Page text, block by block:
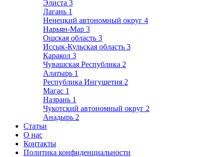
Элиста 3
Лагань 1
Ненецкий автономный округ 4
Нарьян-Мар 3
Ошская область 3
Иссык-Кульская область 3
Каракол 3
Чувашская Республика 2
Алатырь 1
Республика Ингушетия 2
Магас 1
Назрань 1
Чукотский автономный округ 2
Анадырь 2
Статьи
О нас
Контакты
Политика конфиденциальности